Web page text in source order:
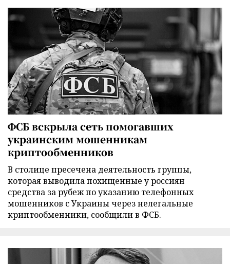
ФСБ вскрыла сеть помогавших
украинским мошенникам
криптообменников
В столице пресечена деятельность группы,
которая выводила похищенные у россиян
средства за рубеж по указанию телефонных
мошенников с Украины через нелегальные
криптообменники, сообщили в ФСБ.